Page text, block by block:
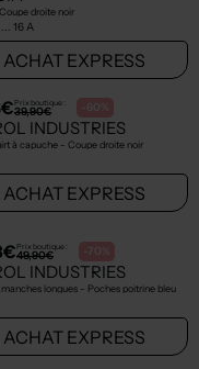
Prix boutique :
COLLEGE
Col v rouge
ACHAT EXPRESS